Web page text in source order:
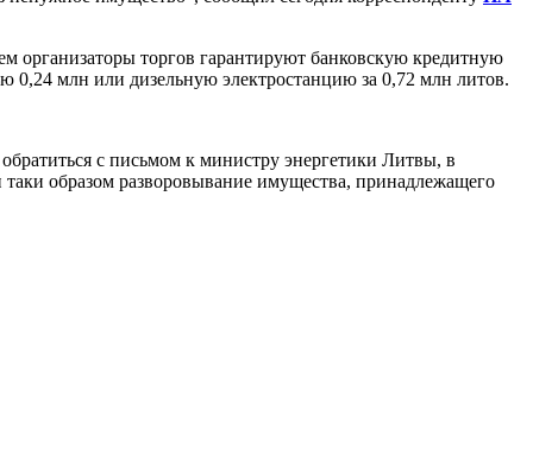
организаторы торгов гарантируют банковскую кредитную
0,24 млн или дизельную электростанцию за 0,72 млн литов.
с письмом к министру энергетики Литвы, в
образом разворовывание имущества, принадлежащего